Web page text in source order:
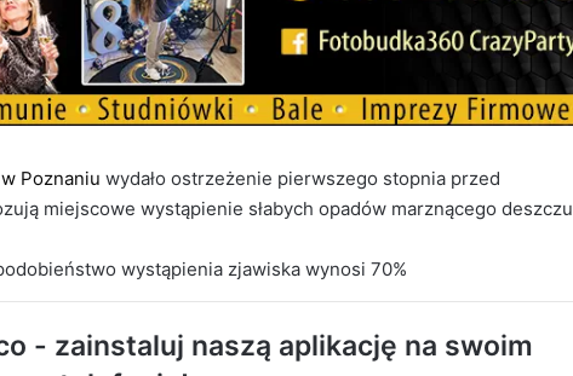
Poznaniu wydało ostrzeżenie pierwszego stopnia przed
miejscowe wystąpienie słabych opadów marznącego deszczu
wystąpienia zjawiska wynosi 70%
- zainstaluj naszą aplikację na swoim
119 km/h w terenie zabudowanym. 37-